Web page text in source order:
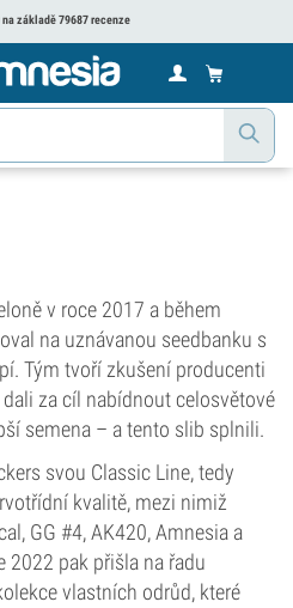
na základě 79687 recenze
v roce 2017 a během
na uznávanou seedbanku s
Tým tvoří zkušení producenti
za cíl nabídnout celosvětové
semena – a tento slib splnili.
svou Classic Line, tedy
kvalitě, mezi nimiž
GG #4, AK420, Amnesia a
2022 pak přišla na řadu
vlastních odrůd, které